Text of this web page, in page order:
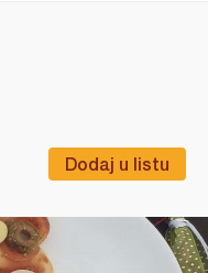
Dodaj u listu